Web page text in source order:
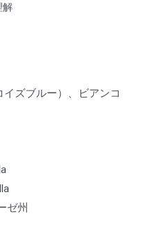
解
ズブルー）、ビアンコ
ゼ州